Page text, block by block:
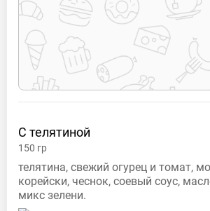
С телятиной
150 гр
телятина, свежий огурец и томат,
корейски, чеснок, соевый соус,
микс зелени.